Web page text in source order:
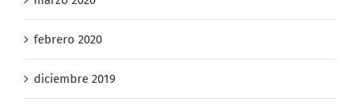
marzo 2020
febrero 2020
diciembre 2019